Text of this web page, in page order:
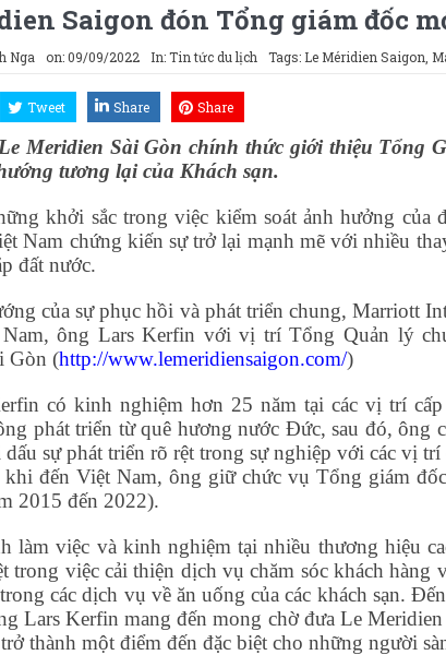
Saigon đón Tổng giám đốc
Nga on:09/09/2022 In:Tin tức du lịch Tags: Le Méridien Saigon
Tweet Share Share
Meridien Sài Gòn chính thức giới thiệu Tổng
tương lại của Khách sạn.
khởi sắc trong việc kiểm soát ảnh hưởng
Nam chứng kiến sự trở lại mạnh mẽ với nhiều
đất nước.
của sự phục hồi và phát triển chung, Marriott
ông Lars Kerfin với vị trí Tổng Quản lý
Gòn (http://www.lemeridiensaigon.com/)
có kinh nghiệm hơn 25 năm tại các vị trí
phát triển từ quê hương nước Đức, sau đó, ông
sự phát triển rõ rệt trong sự nghiệp với các vị
đến Việt Nam, ông giữ chức vụ Tổng giám đốc
2015 đến 2022).
làm việc và kinh nghiệm tại nhiều thương hiệu
trong việc cải thiện dịch vụ chăm sóc khách hàng
các dịch vụ về ăn uống của các khách sạn.
Lars Kerfin mang đến mong chờ đưa Le
thành một điểm đến đặc biệt cho những người